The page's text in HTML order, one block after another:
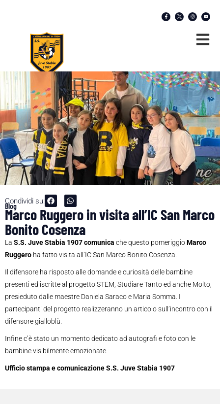
Condividi su:
Blog
Marco Ruggero in visita all’IC San Marco
Bonito Cosenza
La S.S. Juve Stabia 1907 comunica che questo pomeriggioMarco
Ruggero ha fatto visita all’IC San Marco Bonito Cosenza.
Il difensore ha risposto alle domande e curiosità delle bambine
presenti ed iscritte al progetto STEM, Studiare Tanto ed anche Molto,
presieduto dalle maestre Daniela Saraco e Maria Somma. I
partecipanti del progetto realizzeranno un articolo sull’incontro con il
difensore gialloblù.
Infine c’è stato un momento dedicato ad autografi e foto con le
bambine visibilmente emozionate.
Ufficio stampa e comunicazione S.S. Juve Stabia 1907